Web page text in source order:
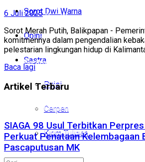
Sorot Dwi Warna
Opini
Sastra
Puisi
Cerpen
Kirim Tulisan
Sorot Dwi Warna
Opini
Sastra
Puisi
Cerpen
Kirim Tulisan
6 Juli 2025
Sorot Merah Putih, Balikpapan -
komitmennya dalam pengendalian
pelestarian lingkungan hidup di
Baca lagi
Artikel Terbaru
SIAGA 98 Usul Terbitkan
Perkuat Penataan Kelembagaan
Pascaputusan MK